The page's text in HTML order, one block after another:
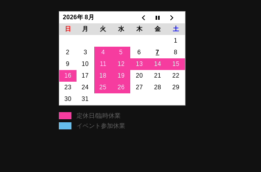
2026年 8月
日
月 火 水 木 金
土
1
2
3 4 5 6 7
8
9
10 11 12 13 14
15
16
17 18 19 20 21
22
23
24 25 26 27 28
29
30
31
定休日/臨時休業
イベント参加休業